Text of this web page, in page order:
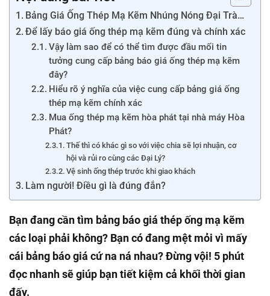
Bảng Giá Ống Thép Mạ Kẽm Nhúng Nóng Đại Trà…
Để lấy báo giá ống thép mạ kẽm đúng và chính xác
Vậy làm sao để có thể tìm được đầu mối tin
tưởng cung cấp bảng báo giá ống thép mạ kẽm
đây?
Hiểu rõ ý nghĩa của việc cung cấp bảng giá ống
thép mạ kẽm chính xác
Mua ống thép mạ kẽm hòa phát tại nhà máy Hòa
Phát?
Thế thì có khác gì so với việc chia sẽ lợi nhuận, cơ
hội và rủi ro cùng các Đại Lý?
Vệ sinh ống thép trước khi giao khách
Làm người! Điều gì là đúng đắn?
Bạn đang cần tìm bảng báo giá thép ống mạ kẽm
các loại phải không? Bạn có đang mệt mỏi vì mấy
cái bảng báo giá cứ na ná nhau? Đừng vội! 5 phút
đọc nhanh sẽ giúp bạn tiết kiệm cả khối thời gian
đấy.